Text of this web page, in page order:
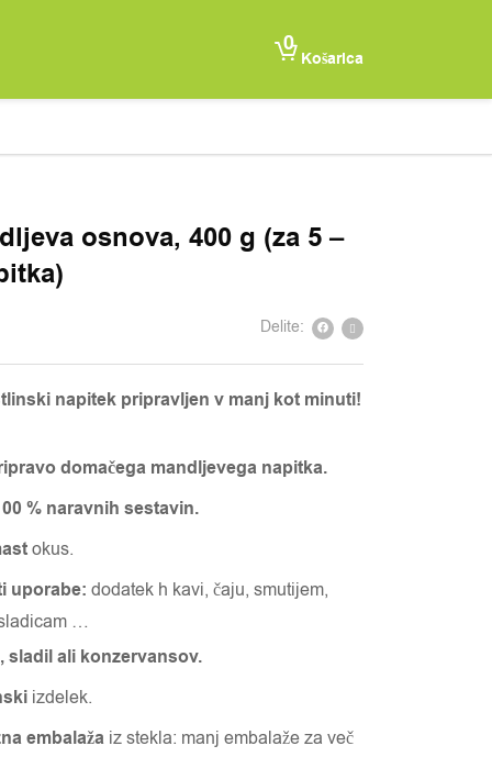
0
Košarica
osnova, 400 g (za 5 –
Delite:
napitek pripravljen v manj kot minuti!
domačega mandljevega napitka.
% naravnih sestavin.
okus.
uporabe: dodatek h kavi, čaju, smutijem,
…
sladil ali konzervansov.
izdelek.
embalaža iz stekla: manj embalaže za več